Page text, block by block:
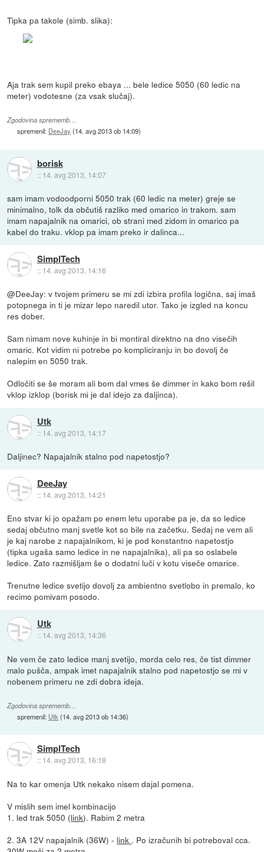
Tipka pa takole (simb. slika):
Aja trak sem kupil preko ebaya ... bele ledice 5050 (60 ledic na
meter) vodotesne (za vsak slučaj).
Zgodovina sprememb…
spremenil: DeeJay (14. avg 2013 ob 14:09)
borisk
:: 14. avg 2013, 14:07
sam imam vodoodporni 5050 trak (60 ledic na meter) greje se
minimalno, tolk da občutiš razliko med omarico in trakom. sam
imam napajalnik na omarici, ob strani med zidom in omarico pa
kabel do traku. vklop pa imam preko ir dalinca...
SimplTech
:: 14. avg 2013, 14:16
@DeeJay: v tvojem primeru se mi zdi izbira profila logična, saj imaš
potopnega in ti je mizar lepo naredil utor. Tako je izgled na koncu
res dober.
Sam nimam nove kuhinje in bi montiral direktno na dno visečih
omaric. Kot vidim ni potrebe po kompliciranju in bo dovolj če
nalepim en 5050 trak.
Odločiti se še moram ali bom dal vmes še dimmer in kako bom rešil
vklop izklop (borisk mi je dal idejo za daljinca).
Utk
:: 14. avg 2013, 14:17
Daljinec? Napajalnik stalno pod napetostjo?
DeeJay
:: 14. avg 2013, 14:21
Eno stvar ki jo opažam po enem letu uporabe pa je, da so ledice
sedaj občutno manj svetle kot so bile na začetku. Sedaj ne vem ali
je kaj narobe z napajalnikom, ki je pod konstantno napetostjo
(tipka ugaša samo ledice in ne napajalnika), ali pa so oslabele
ledice. Zato razmišljam še o dodatni luči v kotu viseče omarice.
Trenutne ledice svetijo dovolj za ambientno svetlobo in premalo, ko
recimo pomivam posodo.
Utk
:: 14. avg 2013, 14:36
Ne vem če zato ledice manj svetijo, morda celo res, če tist dimmer
malo pušča, ampak imet napajalnik stalno pod napetostjo se mi v
nobenem primeru ne zdi dobra ideja.
Zgodovina sprememb…
spremenil: Utk (14. avg 2013 ob 14:36)
SimplTech
:: 14. avg 2013, 16:18
Na to kar omenja Utk nekako nisem dajal pomena.
V mislih sem imel kombinacijo
1. led trak 5050 (link). Rabim 2 metra
2. 3A 12V napajalnik (36W) - link . Po izračunih bi potreboval cca.